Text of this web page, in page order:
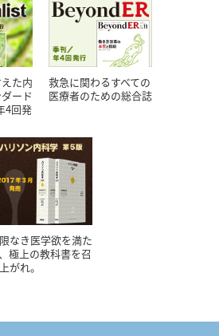
た内
ード
4回発
救急に関わるすべての
医療者のための総合誌
なき医学欲を満た
極上の教科書を召
がれ。